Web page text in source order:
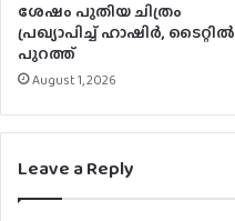
ശേഷം പുതിയ ചിത്രം
പ്രഖ്യാപിച്ച് ഹാഷിർ, ടൈറ്റിൽ
പുറത്ത്
August 1, 2026
Leave a Reply